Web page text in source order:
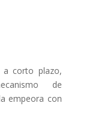
a corto plazo,
de
empeora con